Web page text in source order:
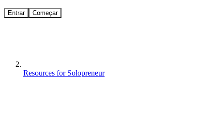
Entrar Começar
Resources for Solopreneur